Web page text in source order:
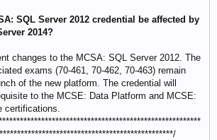
SQL Server 2012 credential be affected by
2014?
changes to the MCSA: SQL Server 2012. The
exams (70-461, 70-462, 70-463) remain
of the new platform. The credential will
to the MCSE: Data Platform and MCSE:
certifications.